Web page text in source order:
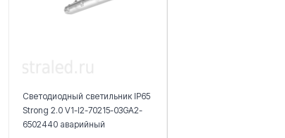
Светодиодный светильник IP65
Strong 2.0 V1-I2-70215-03GA2-
6502440 аварийный